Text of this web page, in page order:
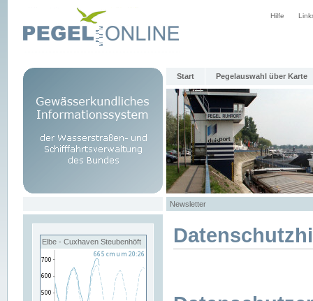
Hilfe
Start Pegelauswahl über Karte
Newsletter
Elbe - Cuxhaven Steubenhöft